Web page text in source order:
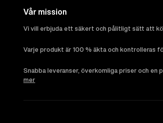
Vår mission
Vi vill erbjuda ett säkert och pålitligt sätt att
Varje produkt är 100 % äkta och kontrolleras
Snabba leveranser, överkomliga priser och
mer